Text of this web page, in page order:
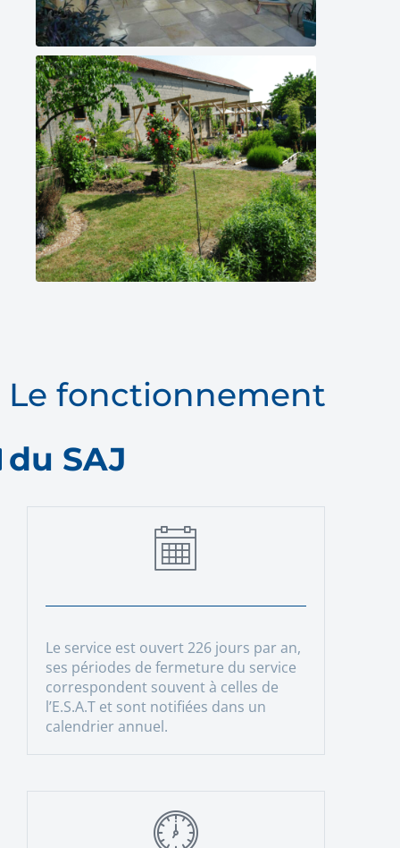
Le fonctionnement
du SAJ
Le service est ouvert 226 jours par an,
ses périodes de fermeture du service
correspondent souvent à celles de
l’E.S.A.T et sont notifiées dans un
calendrier annuel.